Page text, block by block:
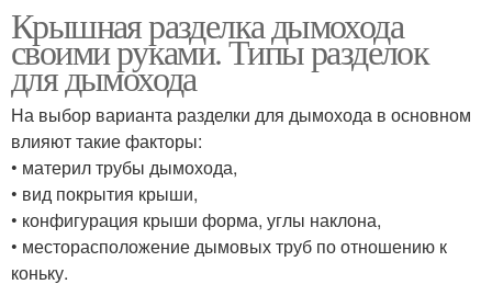
Крыши под трубу
Крышная разделка дымохода
своими руками. Типы разделок
для дымохода
На выбор варианта разделки для дымохода в основном
влияют такие факторы:
• материл трубы дымохода,
• вид покрытия крыши,
• конфигурация крыши форма, углы наклона,
• месторасположение дымовых труб по отношению к
коньку.